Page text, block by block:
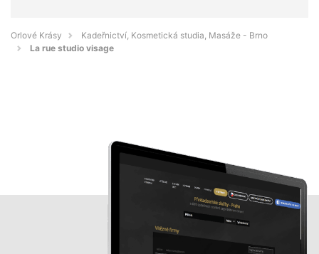
Orlové Krásy
Kadeřnictví, Kosmetická studia, Masáže - Brno
La rue studio visage